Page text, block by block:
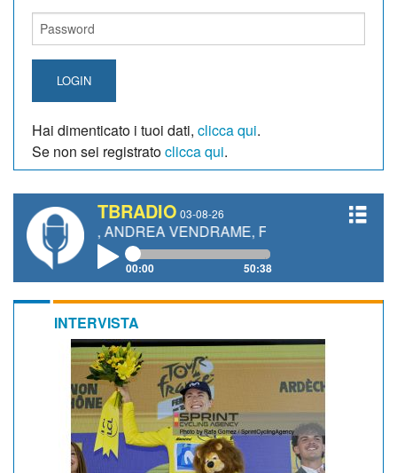
LOGIN
Hai dimenticato i tuoi dati, clicca qui.
Se non sei registratoclicca qui.
TBRADIO 03-08-26
ANDREA VENDRAME, FILIPPO FIORELLI
00:00 50:38
INTERVISTA